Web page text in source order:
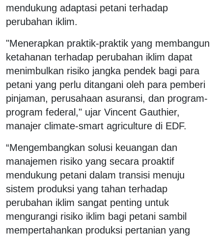
mendukung adaptasi petani terhadap
perubahan iklim.
"Menerapkan praktik-praktik yang membangun
ketahanan terhadap perubahan iklim dapat
menimbulkan risiko jangka pendek bagi para
petani yang perlu ditangani oleh para pemberi
pinjaman, perusahaan asuransi, dan program-
program federal," ujar Vincent Gauthier,
manajer climate-smart agriculture di EDF.
“Mengembangkan solusi keuangan dan
manajemen risiko yang secara proaktif
mendukung petani dalam transisi menuju
sistem produksi yang tahan terhadap
perubahan iklim sangat penting untuk
mengurangi risiko iklim bagi petani sambil
mempertahankan produksi pertanian yang